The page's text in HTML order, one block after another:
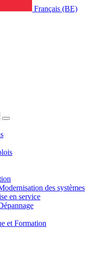
Français (BE)
des systèmes
en service
et Formation